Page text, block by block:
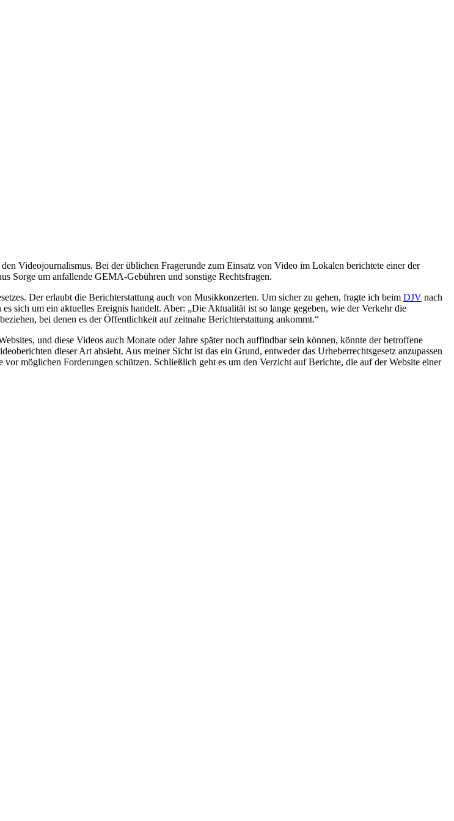
Videojournalismus. Bei der üblichen Fragerunde zum Einsatz von Video im Lokalen berichtete einer der
Sorge um anfallende GEMA-Gebühren und sonstige Rechtsfragen.
Der erlaubt die Berichterstattung auch von Musikkonzerten. Um sicher zu gehen, fragte ich beim DJV nach
sich um ein aktuelles Ereignis handelt. Aber: „Die Aktualität ist so lange gegeben, wie der Verkehr die
bei denen es der Öffentlichkeit auf zeitnahe Berichterstattung ankommt.“
und diese Videos auch Monate oder Jahre später noch auffindbar sein können, könnte der betroffene
dieser Art absieht. Aus meiner Sicht ist das ein Grund, entweder das Urheberrechtsgesetz anzupassen
möglichen Forderungen schützen. Schließlich geht es um den Verzicht auf Berichte, die auf der Website einer